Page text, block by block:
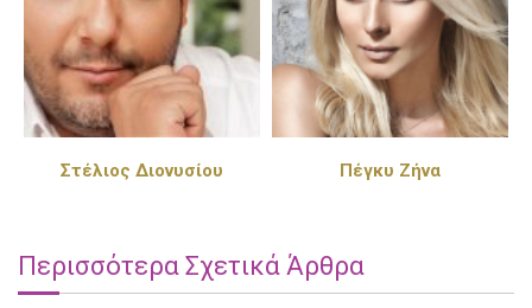
Στέλιος Διονυσίου Πέγκυ Ζήνα
Περισσότερα Σχετικά Άρθρα